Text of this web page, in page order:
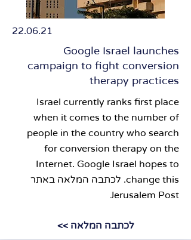
22.06.21
Google Israel launches
campaign to fight conversion
therapy practices
Israel currently ranks first place
when it comes to the number of
people in the country who search
for conversion therapy on the
Internet. Google Israel hopes to
change this. לכתבה המלאה באתר
Jerusalem Post​
לכתבה המלאה >>